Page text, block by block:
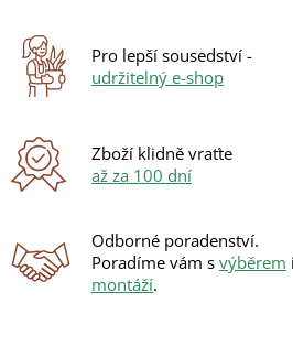
u
Pro lepší sousedství -
udržitelný e-shop
Zboží klidně vraťte
až za 100 dní
Odborné poradenství.
Poradíme vám s výběrem i
montáží.